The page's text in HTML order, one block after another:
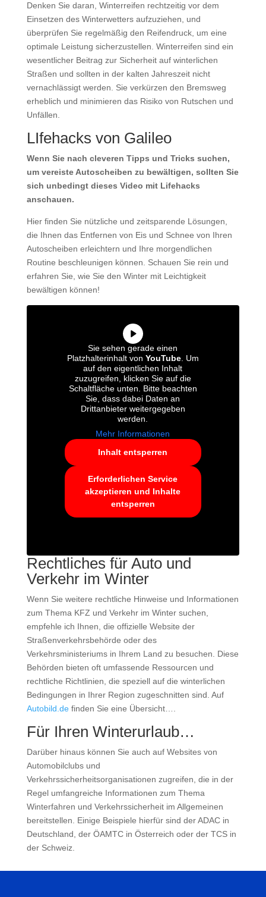
Denken Sie daran, Winterreifen rechtzeitig vor dem
Einsetzen des Winterwetters aufzuziehen, und
überprüfen Sie regelmäßig den Reifendruck, um eine
optimale Leistung sicherzustellen. Winterreifen sind ein
wesentlicher Beitrag zur Sicherheit auf winterlichen
Straßen und sollten in der kalten Jahreszeit nicht
vernachlässigt werden. Sie verkürzen den Bremsweg
erheblich und minimieren das Risiko von Rutschen und
Unfällen.
LIfehacks von Galileo
Wenn Sie nach cleveren Tipps und Tricks suchen,
um vereiste Autoscheiben zu bewältigen, sollten Sie
sich unbedingt dieses Video mit Lifehacks
anschauen.
Hier finden Sie nützliche und zeitsparende Lösungen,
die Ihnen das Entfernen von Eis und Schnee von Ihren
Autoscheiben erleichtern und Ihre morgendlichen
Routine beschleunigen können. Schauen Sie rein und
erfahren Sie, wie Sie den Winter mit Leichtigkeit
bewältigen können!
Sie sehen gerade einen
Platzhalterinhalt von YouTube. Um
auf den eigentlichen Inhalt
zuzugreifen, klicken Sie auf die
Schaltfläche unten. Bitte beachten
Sie, dass dabei Daten an
Drittanbieter weitergegeben
werden.
Mehr Informationen
Inhalt entsperren
Erforderlichen Service
akzeptieren und Inhalte
entsperren
Rechtliches für Auto und
Verkehr im Winter
Wenn Sie weitere rechtliche Hinweise und Informationen
zum Thema KFZ und Verkehr im Winter suchen,
empfehle ich Ihnen, die offizielle Website der
Straßenverkehrsbehörde oder des
Verkehrsministeriums in Ihrem Land zu besuchen. Diese
Behörden bieten oft umfassende Ressourcen und
rechtliche Richtlinien, die speziell auf die winterlichen
Bedingungen in Ihrer Region zugeschnitten sind. Auf
Autobild.definden Sie eine Übersicht….
Für Ihren Winterurlaub…
Darüber hinaus können Sie auch auf Websites von
Automobilclubs und
Verkehrssicherheitsorganisationen zugreifen, die in der
Regel umfangreiche Informationen zum Thema
Winterfahren und Verkehrssicherheit im Allgemeinen
bereitstellen. Einige Beispiele hierfür sind der ADAC in
Deutschland, der ÖAMTC in Österreich oder der TCS in
der Schweiz.